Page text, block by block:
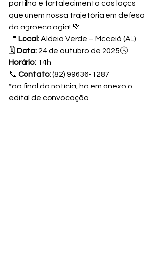
partilha e fortalecimento dos laços
que unem nossa trajetória em defesa
da agroecologia! 💚
📍 Local: Aldeia Verde – Maceió (AL)
🗓 Data: 24 de outubro de 2025🕓
Horário: 14h
📞 Contato: (82) 99636-1287
*ao final da notícia, há em anexo o
edital de convocação